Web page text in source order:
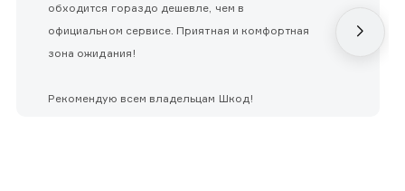
обходится гораздо дешевле, чем в
официальном сервисе. Приятная и комфортная
зона ожидания!
Рекомендую всем владельцам Шкод!